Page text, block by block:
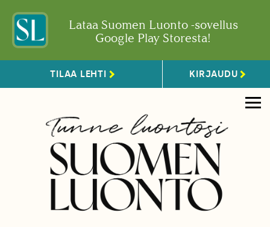
Lataa Suomen Luonto -sovellus
Google Play Storesta!
TILAA LEHTI KIRJAUDU